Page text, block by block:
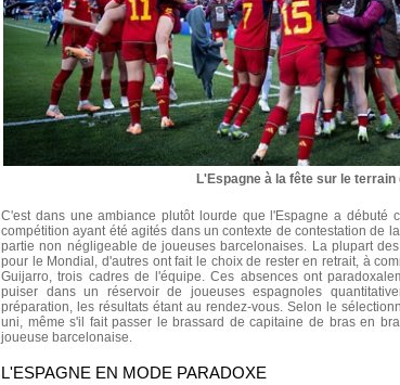
L'Espagne à la fête sur le terrain
C'est dans une ambiance plutôt lourde que l'Espagne a débuté
compétition ayant été agités dans un contexte de contestation de
partie non négligeable de joueuses barcelonaises. La plupart
pour le Mondial, d'autres ont fait le choix de rester en retrait, à
Guijarro, trois cadres de l'équipe. Ces absences ont
puiser dans un réservoir de joueuses espagnoles
préparation, les résultats étant au rendez-vous. Selon le
uni, même s'il fait passer le brassard de capitaine de bras en
joueuse barcelonaise.
L'ESPAGNE EN MODE PARADOXE